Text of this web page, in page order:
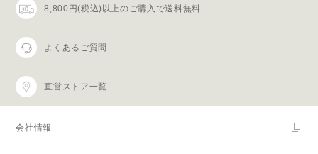
8,800円(税込)以上のご購入で送料無料
よくあるご質問
直営ストア一覧
会社情報